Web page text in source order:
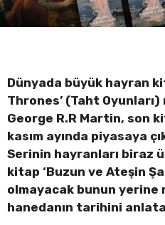
Dünyada büyük hayran
Thrones’ (Taht Oyunları)
George R.R Martin, son
kasım ayında piyasaya
Serinin hayranları biraz
kitap ‘Buzun ve Ateşin
olmayacak bunun yerine
hanedanın tarihini